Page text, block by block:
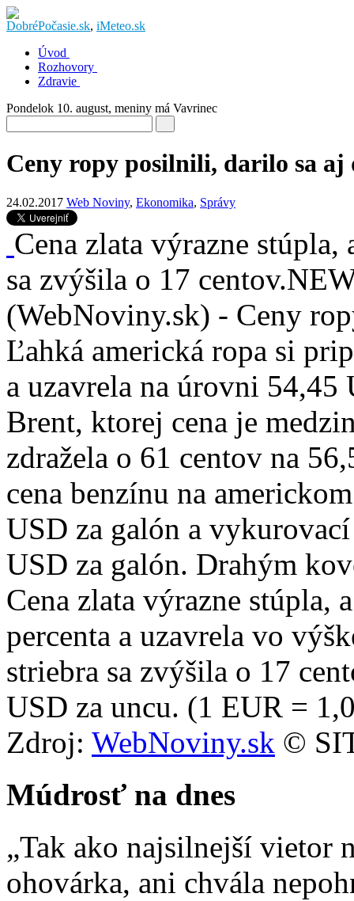
DobréPočasie.sk, iMeteo.sk
Úvod
Rozhovory
Zdravie
Pondelok 10. august, meniny má Vavrinec
Ceny ropy posilnili, darilo sa
24.02.2017 Web Noviny, Ekonomika, Správy
Cena zlata výrazne
sa zvýšila o 17
(WebNoviny.sk) - Ceny
Ľahká americká ropa si
a uzavrela na úrovni 54,45
Brent, ktorej cena je
zdražela o 61 centov na
cena benzínu na
USD za galón a
USD za galón. Drahým
Cena zlata výrazne stúpla,
percenta a uzavrela vo
striebra sa zvýšila o 17
USD za uncu. (1 EUR =
Zdroj: WebNoviny.sk ©
Múdrosť na dnes
„Tak ako najsilnejší vietor
ohovárka, ani chvála